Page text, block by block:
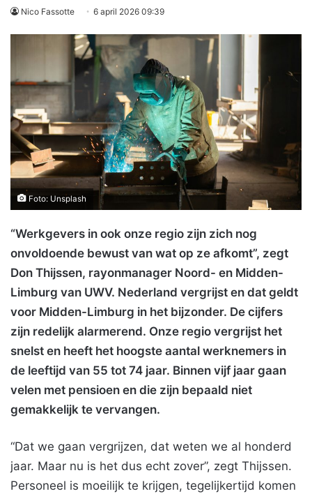
Nico Fassotte 6 april 2026 09:39
Foto: Unsplash
“Werkgevers in ook onze regio zijn zich nog
onvoldoende bewust van wat op ze afkomt”, zegt
Don Thijssen, rayonmanager Noord- en Midden-
Limburg van UWV. Nederland vergrijst en dat geldt
voor Midden-Limburg in het bijzonder. De cijfers
zijn redelijk alarmerend. Onze regio vergrijst het
snelst en heeft het hoogste aantal werknemers in
de leeftijd van 55 tot 74 jaar. Binnen vijf jaar gaan
velen met pensioen en die zijn bepaald niet
gemakkelijk te vervangen.
“Dat we gaan vergrijzen, dat weten we al honderd
jaar. Maar nu is het dus echt zover”, zegt Thijssen.
Personeel is moeilijk te krijgen, tegelijkertijd komen